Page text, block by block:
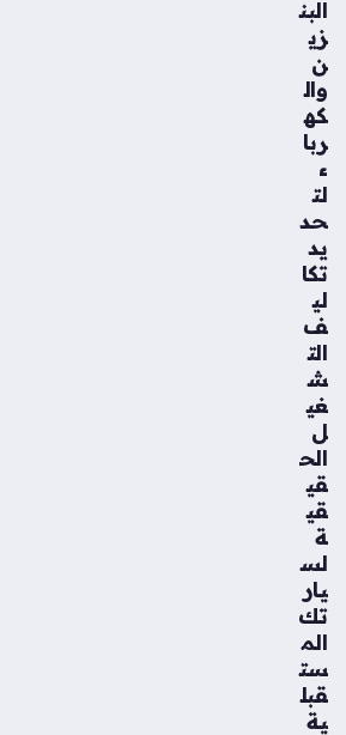
البن
زي
ن
وال
كه
ربا
ء
لت
حد
يد
تكا
لي
ف
الت
ش
غي
ل
الح
قي
قي
ة
لس
يار
تك
الم
ست
قبل
ية